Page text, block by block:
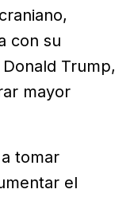
con su
Trump,
mayor
tomar
el